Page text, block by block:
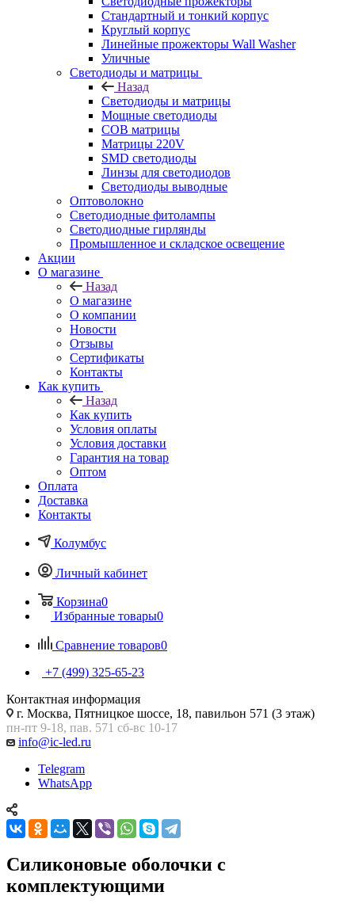
Стандартный и тонкий корпус
Круглый корпус
Линейные прожекторы Wall Washer
Уличные
Светодиоды и матрицы
Назад
Светодиоды и матрицы
Мощные светодиоды
COB матрицы
Матрицы 220V
SMD светодиоды
Линзы для светодиодов
Светодиоды выводные
Оптоволокно
Светодиодные фитолампы
Светодиодные гирлянды
Промышленное и складское освещение
Акции
О магазине
Назад
О магазине
О компании
Новости
Отзывы
Сертификаты
Контакты
Как купить
Назад
Как купить
Условия оплаты
Условия доставки
Гарантия на товар
Оптом
Оплата
Доставка
Контакты
Колумбус
Личный кабинет
Корзина0
Избранные товары0
Сравнение товаров0
+7 (499) 325-65-23
Контактная информация
г. Москва, Пятницкое шоссе, 18, павильон 571 (3 этаж)
пн-пт 9-18, пав. 571 сб-вс 10-17
info@ic-led.ru
Telegram
WhatsApp
Силиконовые оболочки с
комплектующими